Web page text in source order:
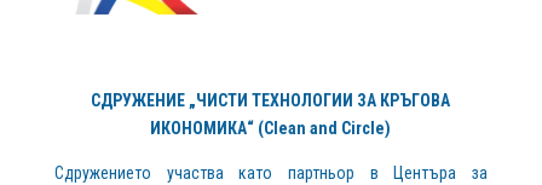
СДРУЖЕНИЕ „ЧИСТИ ТЕХНОЛОГИИ ЗА КРЪГОВА
ИКОНОМИКА“ (Clean and Circle)
Сдружението участва като партньор в Центъра за